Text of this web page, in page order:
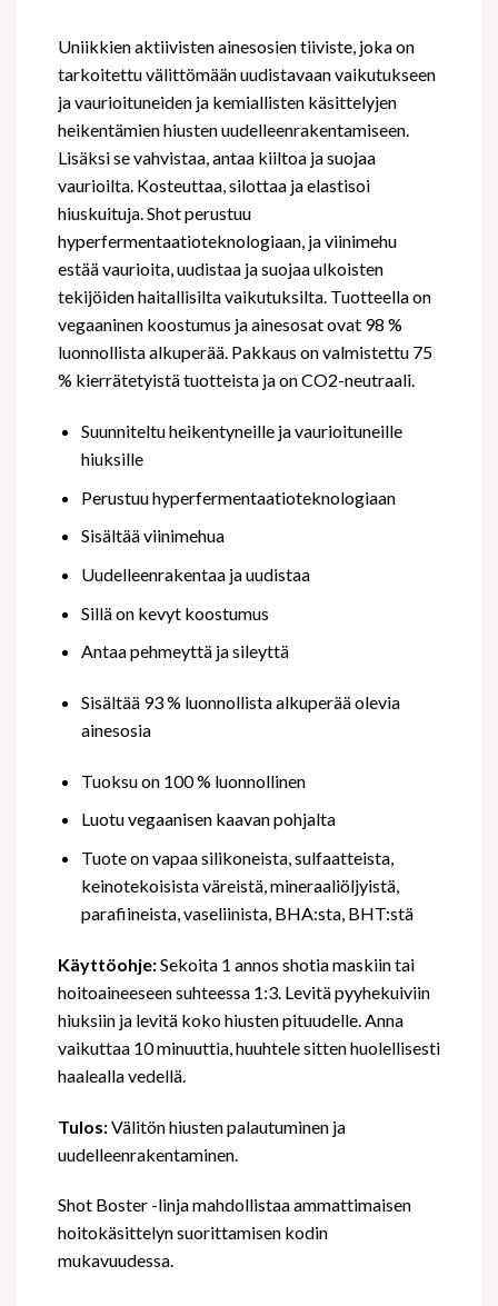
Uniikkien aktiivisten ainesosien tiiviste, joka on
tarkoitettu välittömään uudistavaan vaikutukseen
ja vaurioituneiden ja kemiallisten käsittelyjen
heikentämien hiusten uudelleenrakentamiseen.
Lisäksi se vahvistaa, antaa kiiltoa ja suojaa
vaurioilta. Kosteuttaa, silottaa ja elastisoi
hiuskuituja. Shot perustuu
hyperfermentaatioteknologiaan, ja viinimehu
estää vaurioita, uudistaa ja suojaa ulkoisten
tekijöiden haitallisilta vaikutuksilta. Tuotteella on
vegaaninen koostumus ja ainesosat ovat 98 %
luonnollista alkuperää. Pakkaus on valmistettu 75
% kierrätetyistä tuotteista ja on CO2-neutraali.
Suunniteltu heikentyneille ja vaurioituneille
hiuksille
Perustuu hyperfermentaatioteknologiaan
Sisältää viinimehua
Uudelleenrakentaa ja uudistaa
Sillä on kevyt koostumus
Antaa pehmeyttä ja sileyttä
Sisältää 93 % luonnollista alkuperää olevia
ainesosia
Tuoksu on 100 % luonnollinen
Luotu vegaanisen kaavan pohjalta
Tuote on vapaa silikoneista, sulfaatteista,
keinotekoisista väreistä, mineraaliöljyistä,
parafiineista, vaseliinista, BHA:sta, BHT:stä
Käyttöohje:Sekoita 1 annos shotia maskiin tai
hoitoaineeseen suhteessa 1:3. Levitä pyyhekuiviin
hiuksiin ja levitä koko hiusten pituudelle. Anna
vaikuttaa 10 minuuttia, huuhtele sitten huolellisesti
haalealla vedellä.
Tulos:Välitön hiusten palautuminen ja
uudelleenrakentaminen.
Shot Boster -linja mahdollistaa ammattimaisen
hoitokäsittelyn suorittamisen kodin
mukavuudessa.